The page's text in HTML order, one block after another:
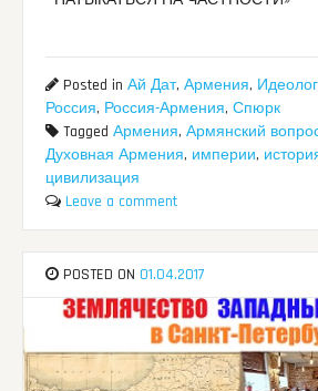
Posted inАй Дат,Армения,
Россия, Россия-Армения,Спюрк
TaggedАрмения,Армянский
Духовная Армения, империи,
цивилизация
Leave a comment
POSTED ON 01.04.2017